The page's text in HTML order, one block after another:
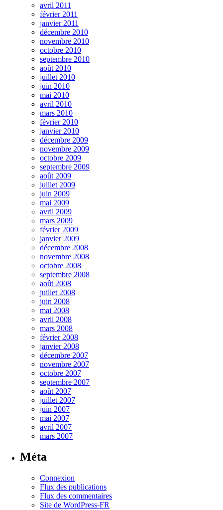
avril 2011
février 2011
janvier 2011
décembre 2010
novembre 2010
octobre 2010
septembre 2010
août 2010
juillet 2010
juin 2010
mai 2010
avril 2010
mars 2010
février 2010
janvier 2010
décembre 2009
novembre 2009
octobre 2009
septembre 2009
août 2009
juillet 2009
juin 2009
mai 2009
avril 2009
mars 2009
février 2009
janvier 2009
décembre 2008
novembre 2008
octobre 2008
septembre 2008
août 2008
juillet 2008
juin 2008
mai 2008
avril 2008
mars 2008
février 2008
janvier 2008
décembre 2007
novembre 2007
octobre 2007
septembre 2007
août 2007
juillet 2007
juin 2007
mai 2007
avril 2007
mars 2007
Méta
Connexion
Flux des publications
Flux des commentaires
Site de WordPress-FR